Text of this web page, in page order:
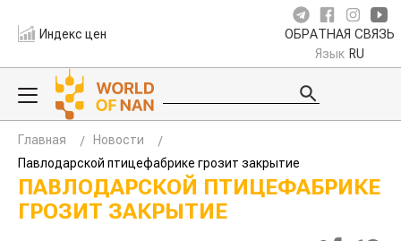
Индекс цен ОБРАТНАЯ СВЯЗЬ
Язык RU
Главная
Новости
Павлодарской птицефабрике грозит закрытие
ПАВЛОДАРСКОЙ ПТИЦЕФАБРИКЕ
ГРОЗИТ ЗАКРЫТИЕ